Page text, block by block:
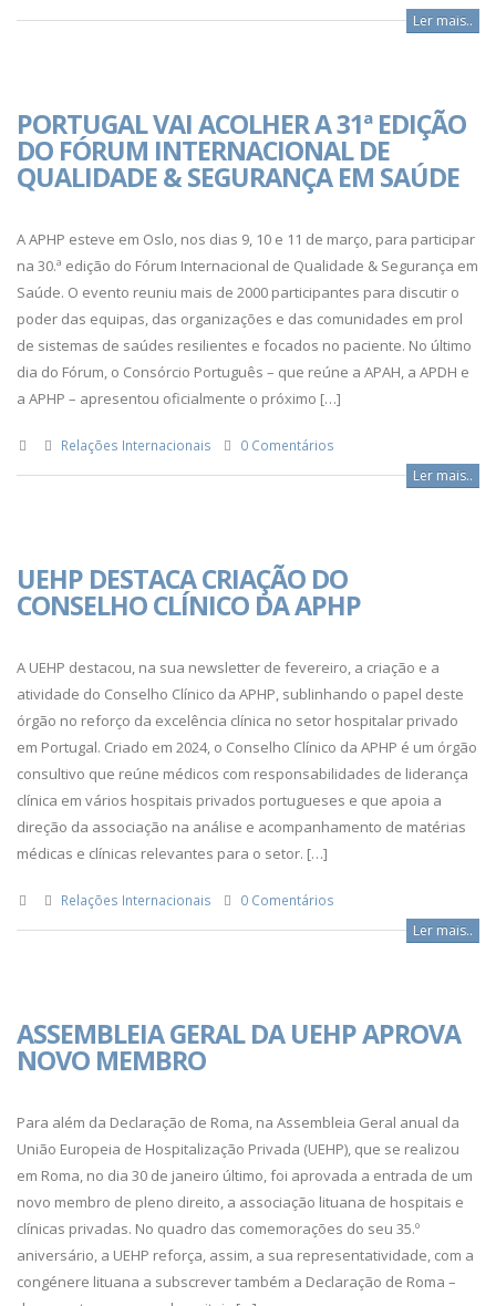
Ler mais..
PORTUGAL VAI ACOLHER A 31ª EDIÇÃO
DO FÓRUM INTERNACIONAL DE
QUALIDADE & SEGURANÇA EM SAÚDE
A APHP esteve em Oslo, nos dias 9, 10 e 11 de março, para participar
na 30.ª edição do Fórum Internacional de Qualidade & Segurança em
Saúde. O evento reuniu mais de 2000 participantes para discutir o
poder das equipas, das organizações e das comunidades em prol
de sistemas de saúdes resilientes e focados no paciente. No último
dia do Fórum, o Consórcio Português – que reúne a APAH, a APDH e
a APHP – apresentou oficialmente o próximo […]
Relações Internacionais 0 Comentários
Ler mais..
UEHP DESTACA CRIAÇÃO DO
CONSELHO CLÍNICO DA APHP
A UEHP destacou, na sua newsletter de fevereiro, a criação e a
atividade do Conselho Clínico da APHP, sublinhando o papel deste
órgão no reforço da excelência clínica no setor hospitalar privado
em Portugal. Criado em 2024, o Conselho Clínico da APHP é um órgão
consultivo que reúne médicos com responsabilidades de liderança
clínica em vários hospitais privados portugueses e que apoia a
direção da associação na análise e acompanhamento de matérias
médicas e clínicas relevantes para o setor. […]
Relações Internacionais 0 Comentários
Ler mais..
ASSEMBLEIA GERAL DA UEHP APROVA
NOVO MEMBRO
Para além da Declaração de Roma, na Assembleia Geral anual da
União Europeia de Hospitalização Privada (UEHP), que se realizou
em Roma, no dia 30 de janeiro último, foi aprovada a entrada de um
novo membro de pleno direito, a associação lituana de hospitais e
clínicas privadas. No quadro das comemorações do seu 35.º
aniversário, a UEHP reforça, assim, a sua representatividade, com a
congénere lituana a subscrever também a Declaração de Roma –